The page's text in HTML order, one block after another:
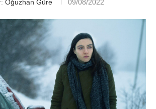
Oğuzhan Güre 09/08/2022